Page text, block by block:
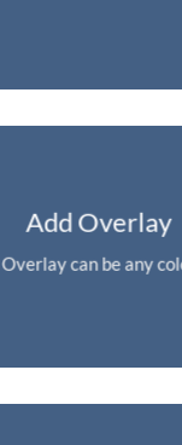
Add Overlay
Overlay can be any